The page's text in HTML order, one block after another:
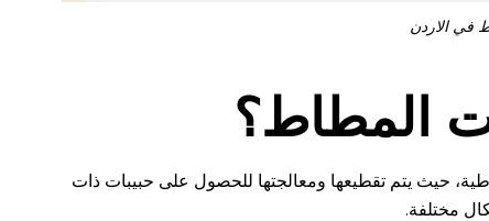
في الاردن
المطاط؟
حيث يتم تقطيعها ومعالجتها للحصول على حبيبات ذات
مختلفة.